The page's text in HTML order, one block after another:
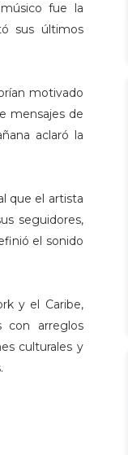
fue la
sus últimos
motivado
mensajes de
aclaró la
que el artista
seguidores,
el sonido
y el Caribe,
con arreglos
culturales y